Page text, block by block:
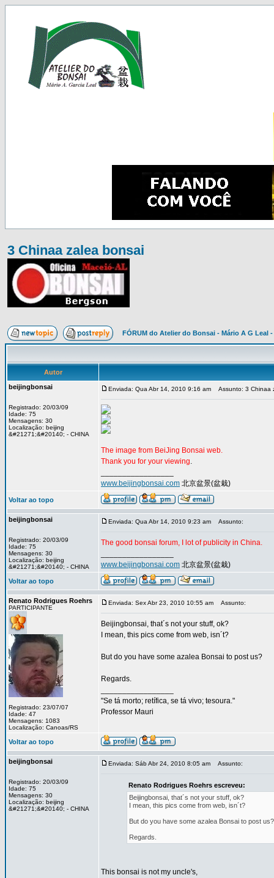
3 Chinaa zalea bonsai
FÓRUM do Atelier do Bonsai - Mário A G Leal
Autor
beijingbonsai
Registrado: 20/03/09
Idade: 75
Mensagens: 30
Localização: beijing
&#21271;&#20140; - CHINA
Enviada: Qua Abr 14, 2010 9:16 am Assunto: 3 Chinaa
The image from BeiJing Bonsai web.
Thank you for your viewing.
www.beijingbonsai.com 北京盆景(盆栽)
Voltar ao topo
beijingbonsai
Registrado: 20/03/09
Idade: 75
Mensagens: 30
Localização: beijing
&#21271;&#20140; - CHINA
Enviada: Qua Abr 14, 2010 9:23 am Assunto:
The good bonsai forum, I lot of publicity in China.
www.beijingbonsai.com 北京盆景(盆栽)
Voltar ao topo
Renato Rodrigues Roehrs
PARTICIPANTE
Registrado: 23/07/07
Idade: 47
Mensagens: 1083
Localização: Canoas/RS
Enviada: Sex Abr 23, 2010 10:55 am Assunto:
Beijingbonsai, that´s not your stuff, ok?
I mean, this pics come from web, isn´t?
But do you have some azalea Bonsai to post us?
Regards.
"Se tá morto; retífica, se tá vivo; tesoura."
Professor Mauri
Voltar ao topo
beijingbonsai
Registrado: 20/03/09
Idade: 75
Mensagens: 30
Localização: beijing
&#21271;&#20140; - CHINA
Enviada: Sáb Abr 24, 2010 8:05 am Assunto:
Renato Rodrigues Roehrs escreveu:
Beijingbonsai, that´s not your stuff, ok?
I mean, this pics come from web, isn´t?
But do you have some azalea Bonsai to post us?
Regards.
This bonsai is not my uncle's,